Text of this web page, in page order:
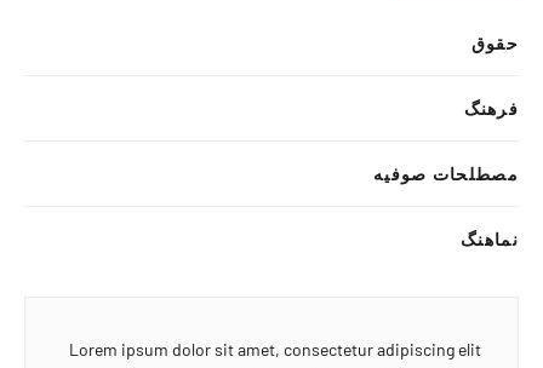
حقوق
فرهنگ
مصطلحات صوفیه
نماهنگ
Lorem ipsum dolor sit amet, consectetur adipiscing elit